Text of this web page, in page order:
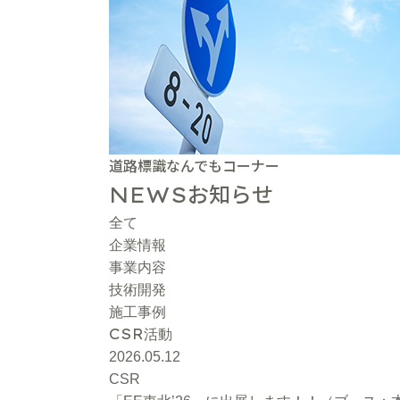
道路標識なんでもコーナー
NEWSお知らせ
全て
企業情報
事業内容
技術開発
施工事例
CSR活動
2026.05.12
CSR